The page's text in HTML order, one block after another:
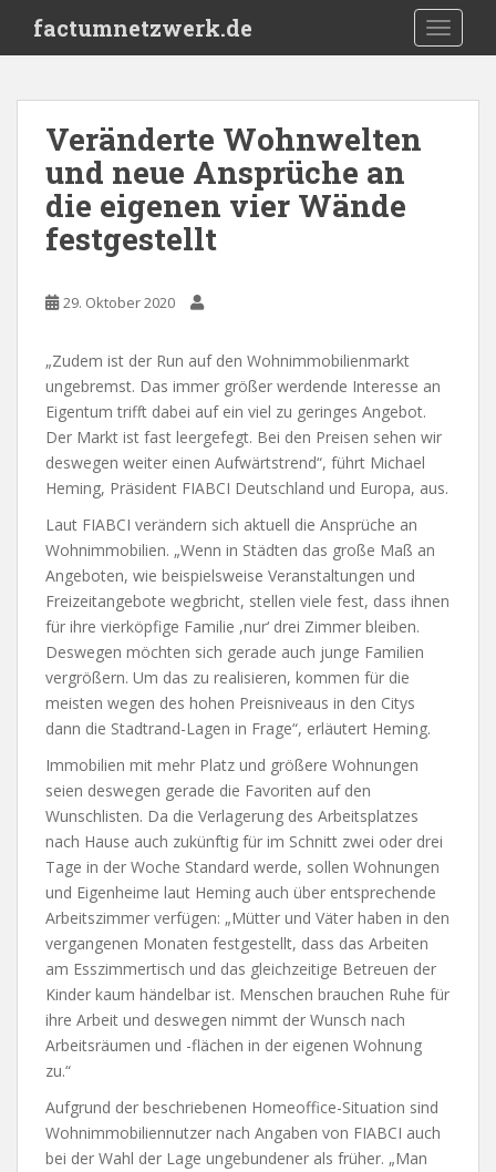
i
factumnetzwerk.de
Veränderte Wohnwelten
und neue Ansprüche an
die eigenen vier Wände
festgestellt
29. Oktober 2020
„Zudem ist der Run auf den Wohnimmobilienmarkt
ungebremst. Das immer größer werdende Interesse an
Eigentum trifft dabei auf ein viel zu geringes Angebot.
Der Markt ist fast leergefegt. Bei den Preisen sehen wir
deswegen weiter einen Aufwärtstrend“, führt Michael
Heming, Präsident FIABCI Deutschland und Europa, aus.
Laut FIABCI verändern sich aktuell die Ansprüche an
Wohnimmobilien. „Wenn in Städten das große Maß an
Angeboten, wie beispielsweise Veranstaltungen und
Freizeitangebote wegbricht, stellen viele fest, dass ihnen
für ihre vierköpfige Familie ,nur‘ drei Zimmer bleiben.
Deswegen möchten sich gerade auch junge Familien
vergrößern. Um das zu realisieren, kommen für die
meisten wegen des hohen Preisniveaus in den Citys
dann die Stadtrand-Lagen in Frage“, erläutert Heming.
Immobilien mit mehr Platz und größere Wohnungen
seien deswegen gerade die Favoriten auf den
Wunschlisten. Da die Verlagerung des Arbeitsplatzes
nach Hause auch zukünftig für im Schnitt zwei oder drei
Tage in der Woche Standard werde, sollen Wohnungen
und Eigenheime laut Heming auch über entsprechende
Arbeitszimmer verfügen: „Mütter und Väter haben in den
vergangenen Monaten festgestellt, dass das Arbeiten
am Esszimmertisch und das gleichzeitige Betreuen der
Kinder kaum händelbar ist. Menschen brauchen Ruhe für
ihre Arbeit und deswegen nimmt der Wunsch nach
Arbeitsräumen und -flächen in der eigenen Wohnung
zu.“
Aufgrund der beschriebenen Homeoffice-Situation sind
Wohnimmobiliennutzer nach Angaben von FIABCI auch
bei der Wahl der Lage ungebundener als früher. „Man